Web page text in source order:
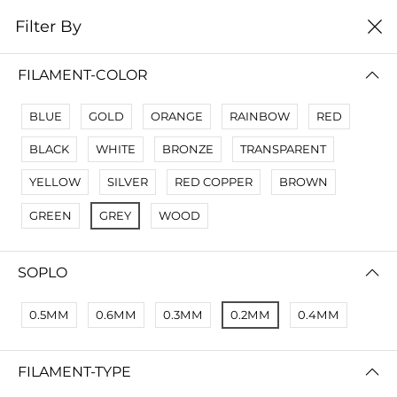
0
No Results
Not Found Filters1
Not Found Filters2
Filter By
FILAMENT-COLOR
BLUE GOLD ORANGE RAINBOW RED
BLACK WHITE BRONZE TRANSPARENT
YELLOW SILVER RED COPPER BROWN
GREEN GREY WOOD
SOPLO
0.5ММ 0.6ММ 0.3ММ 0.2ММ 0.4ММ
FILAMENT-TYPE